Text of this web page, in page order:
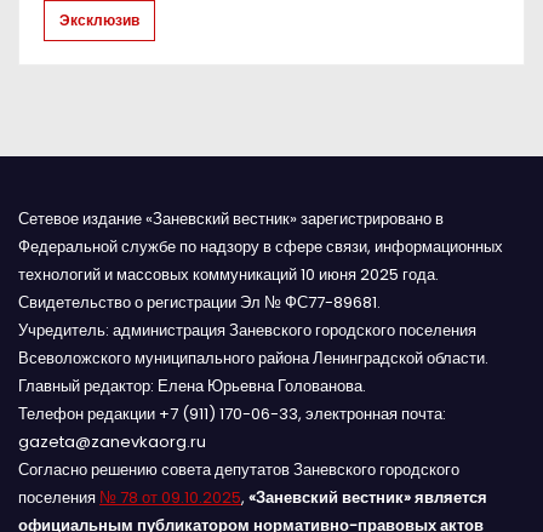
Эксклюзив
Сетевое издание «Заневский вестник» зарегистрировано в
Федеральной службе по надзору в сфере связи, информационных
технологий и массовых коммуникаций 10 июня 2025 года.
Свидетельство о регистрации Эл № ФС77-89681.
Учредитель: администрация Заневского городского поселения
Всеволожского муниципального района Ленинградской области.
Главный редактор: Елена Юрьевна Голованова.
Телефон редакции +7 (911) 170-06-33, электронная почта:
gazeta@zanevkaorg.ru
Согласно решению совета депутатов Заневского городского
поселения № 78 от 09.10.2025, «Заневский вестник» является
официальным публикатором нормативно-правовых актов